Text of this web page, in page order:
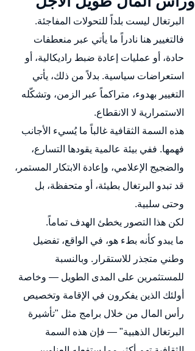
البرتغال ليست بلداً للتحولات المفاجئة.
فالتغيير هنا نادراً ما يأتي عبر منعطفات
حادة، أو عمليات إعادة ضبط راديكالية، أو
استعراضات سياسية. بدلاً من ذلك، يأتي
التغيير بهدوء، متراكماً عبر الزمن، وتشكّله
الاستمرارية لا الانقطاع.
هذه السمة الثقافية غالباً ما يُسيء الأجانب
فهمها. ففي بيئة عالمية يقودها التسارع،
والضجيج الإعلامي، وإعادة الابتكار المستمر،
قد تبدو البرتغال بطيئة، أو متحفظة، بل
وحتى سلبية.
لكن هذا التصور يخطئ الهدف تماماً.
ما يبدو كأنه بطء هو، في الواقع، تفضيل
وطني متجذر للاستقرار. وبالنسبة
للمستثمرين على المدى الطويل — وخاصة
أولئك الذين يفكرون في الإقامة وتخصيص
رأس المال من خلال برامج مثل "تأشيرة
البرتغال الذهبية" — فإن هذه السمة